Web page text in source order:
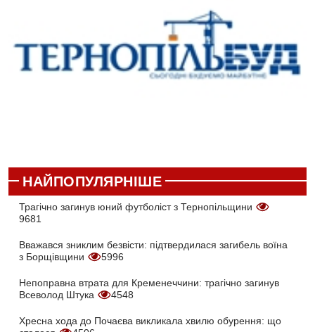
НАЙПОПУЛЯРНІШЕ
Трагічно загинув юний футболіст з Тернопільщини
9681
Вважався зниклим безвісти: підтвердилася загибель воїна
з Борщівщини
5996
Непоправна втрата для Кременеччини: трагічно загинув
Всеволод Штука
4548
Хресна хода до Почаєва викликала хвилю обурення: що